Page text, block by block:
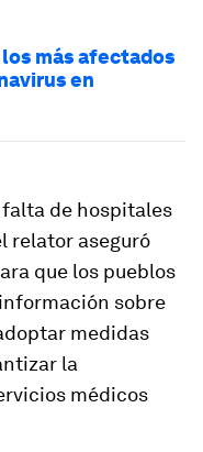
más afectados
en
de hospitales
relator aseguró
que los pueblos
sobre
medidas
la
médicos